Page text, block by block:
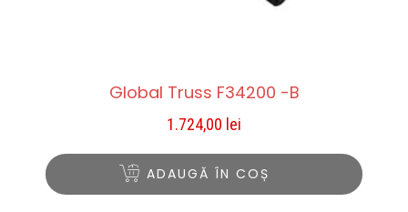
Global Truss F34200 -B
1.724,00 lei
ADAUGĂ ÎN COȘ